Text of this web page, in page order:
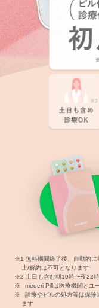
無料期間終了後、自動的
止/解約は不可となります
土日も含む朝10時〜夜22
mederi Pillは医療機関とユ
診療やピルの処方等は保
ます